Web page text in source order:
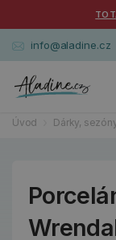
info@aladine.cz
Úvod Dárky,